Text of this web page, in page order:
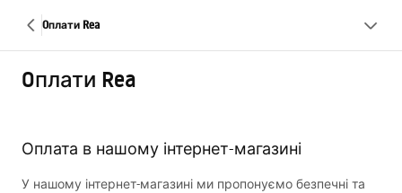
Oплати Rea
Oплати Rea
Оплата в нашому інтернет-магазині
У нашому інтернет-магазині ми пропонуємо безпечні та